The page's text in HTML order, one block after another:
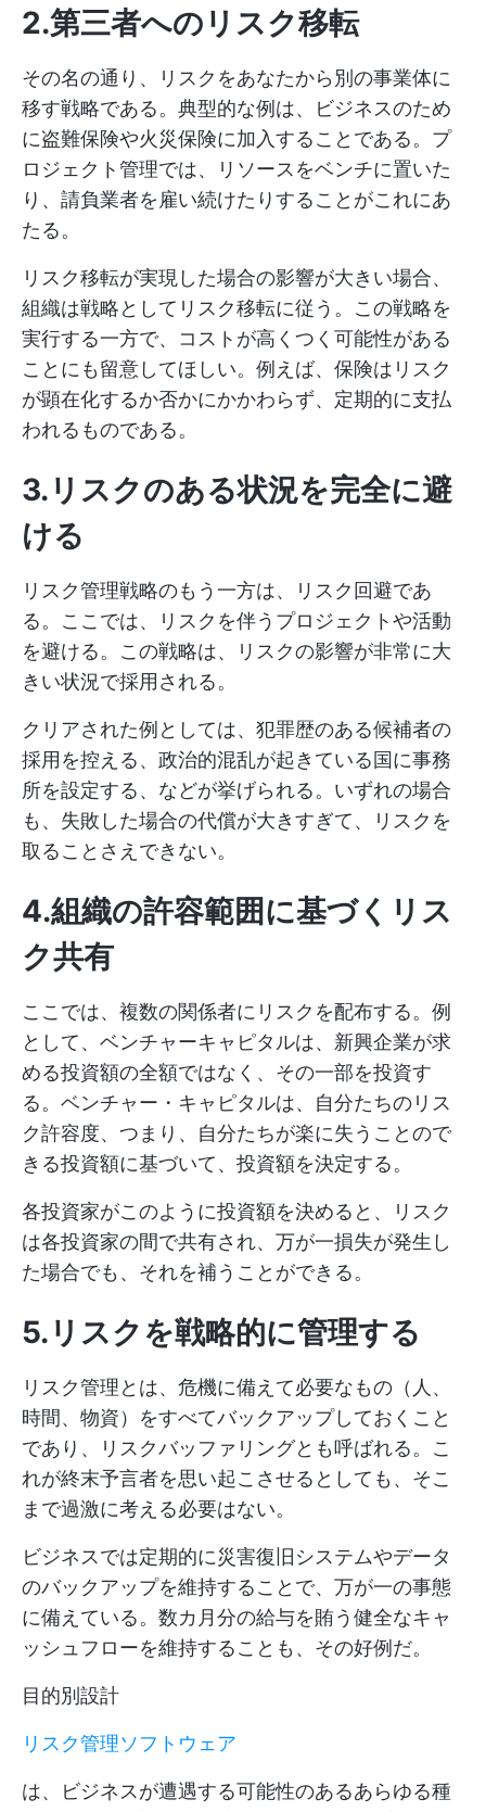
2.第三者へのリスク移転
その名の通り、リスクをあなたから別の事業体に
移す戦略である。典型的な例は、ビジネスのため
に盗難保険や火災保険に加入することである。プ
ロジェクト管理では、リソースをベンチに置いた
り、請負業者を雇い続けたりすることがこれにあ
たる。
リスク移転が実現した場合の影響が大きい場合、
組織は戦略としてリスク移転に従う。この戦略を
実行する一方で、コストが高くつく可能性がある
ことにも留意してほしい。例えば、保険はリスク
が顕在化するか否かにかかわらず、定期的に支払
われるものである。
3.リスクのある状況を完全に避
ける
リスク管理戦略のもう一方は、リスク回避であ
る。ここでは、リスクを伴うプロジェクトや活動
を避ける。この戦略は、リスクの影響が非常に大
きい状況で採用される。
クリアされた例としては、犯罪歴のある候補者の
採用を控える、政治的混乱が起きている国に事務
所を設定する、などが挙げられる。いずれの場合
も、失敗した場合の代償が大きすぎて、リスクを
取ることさえできない。
4.組織の許容範囲に基づくリス
ク共有
ここでは、複数の関係者にリスクを配布する。例
として、ベンチャーキャピタルは、新興企業が求
める投資額の全額ではなく、その一部を投資す
る。ベンチャー・キャピタルは、自分たちのリス
ク許容度、つまり、自分たちが楽に失うことので
きる投資額に基づいて、投資額を決定する。
各投資家がこのように投資額を決めると、リスク
は各投資家の間で共有され、万が一損失が発生し
た場合でも、それを補うことができる。
5.リスクを戦略的に管理する
リスク管理とは、危機に備えて必要なもの（人、
時間、物資）をすべてバックアップしておくこと
であり、リスクバッファリングとも呼ばれる。こ
れが終末予言者を思い起こさせるとしても、そこ
まで過激に考える必要はない。
ビジネスでは定期的に災害復旧システムやデータ
のバックアップを維持することで、万が一の事態
に備えている。数カ月分の給与を賄う健全なキャ
ッシュフローを維持することも、その好例だ。
目的別設計
リスク管理ソフトウェア
は、ビジネスが遭遇する可能性のあるあらゆる種